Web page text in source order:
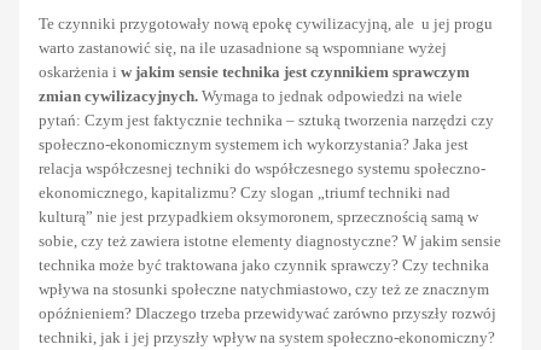
Te czynniki przygotowały nową epokę cywilizacyjną, ale u jej progu
warto zastanowić się, na ile uzasadnione są wspomniane wyżej
oskarżenia i w jakim sensie technika jest czynnikiem sprawczym
zmian cywilizacyjnych. Wymaga to jednak odpowiedzi na wiele
pytań: Czym jest faktycznie technika – sztuką tworzenia narzędzi czy
społeczno-ekonomicznym systemem ich wykorzystania? Jaka jest
relacja współczesnej techniki do współczesnego systemu społeczno-
ekonomicznego, kapitalizmu? Czy slogan „triumf techniki nad
kulturą” nie jest przypadkiem oksymoronem, sprzecznością samą w
sobie, czy też zawiera istotne elementy diagnostyczne? W jakim sensie
technika może być traktowana jako czynnik sprawczy? Czy technika
wpływa na stosunki społeczne natychmiastowo, czy też ze znacznym
opóźnieniem? Dlaczego trzeba przewidywać zarówno przyszły rozwój
techniki, jak i jej przyszły wpływ na system społeczno-ekonomiczny?